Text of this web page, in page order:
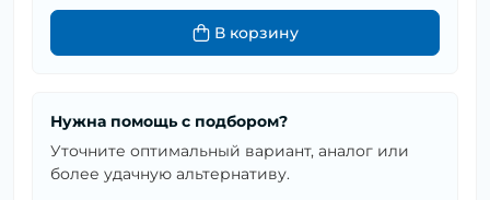
В корзину
Нужна помощь с подбором?
Уточните оптимальный вариант, аналог или
более удачную альтернативу.